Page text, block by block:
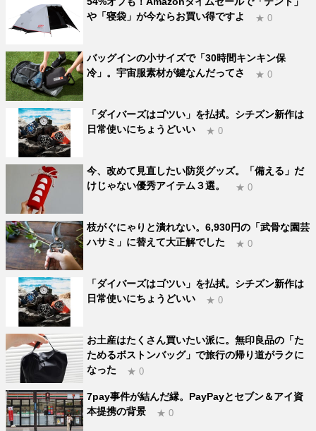
や「寝袋」が今ならお買い得ですよ
★ 0
バッグインの小サイズで「30時間キンキン保
冷」。宇宙服素材が鍵なんだってさ
★ 0
「ダイバーズはゴツい」を払拭。シチズン新作は
日常使いにちょうどいい
★ 0
今、改めて見直したい防災グッズ。「備える」だ
けじゃない優秀アイテム３選。
★ 0
枝がぐにゃりと潰れない。6,930円の「武骨な園芸
ハサミ」に替えて大正解でした
★ 0
「ダイバーズはゴツい」を払拭。シチズン新作は
日常使いにちょうどいい
★ 0
お土産はたくさん買いたい派に。無印良品の「た
ためるボストンバッグ」で旅行の帰り道がラクに
なった
★ 0
7pay事件が結んだ縁。PayPayとセブン＆アイ資
本提携の背景
★ 0